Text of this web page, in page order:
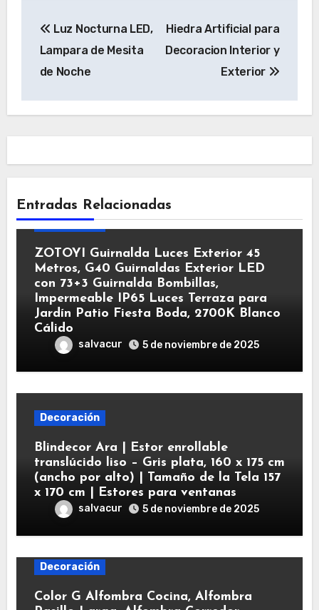
de
entradas
Luz Nocturna LED,
Lampara de Mesita
de Noche
Hiedra Artificial para
Decoracion Interior y
Exterior
Entradas Relacionadas
Decoración
ZOTOYI Guirnalda Luces Exterior 45
Metros, G40 Guirnaldas Exterior LED
con 73+3 Guirnalda Bombillas,
Impermeable IP65 Luces Terraza para
Jardín Patio Fiesta Boda, 2700K Blanco
Cálido
salvacur 5 de noviembre de 2025
Decoración
Blindecor Ara | Estor enrollable
translúcido liso – Gris plata, 160 x 175 cm
(ancho por alto) | Tamaño de la Tela 157
x 170 cm | Estores para ventanas
salvacur 5 de noviembre de 2025
Decoración
Color G Alfombra Cocina, Alfombra